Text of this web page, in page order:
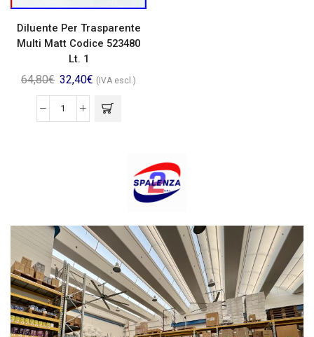
Diluente Per Trasparente
Multi Matt Codice 523480
Lt. 1
64,80€ 32,40€ (IVA escl.)